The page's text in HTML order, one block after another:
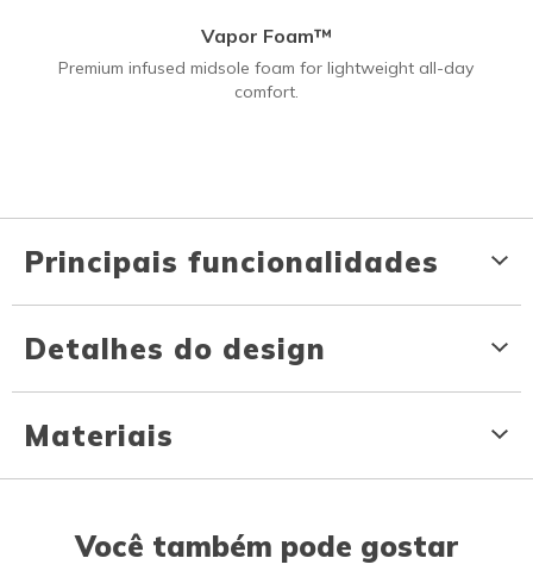
Vapor Foam™
Premium infused midsole foam for lightweight all-day
comfort.
Principais funcionalidades
Detalhes do design
Materiais
Você também pode gostar